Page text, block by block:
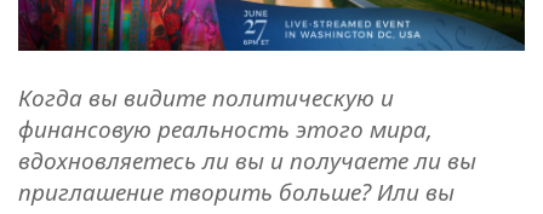
КОНТАКТЫ
ПОИСК
Когда вы видите политическую и
финансовую реальность этого мира,
вдохновляетесь ли вы и получаете ли вы
приглашение творить больше? Или вы